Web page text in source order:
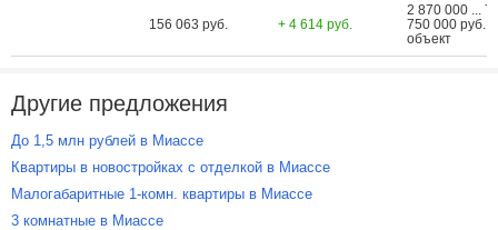
156 063 руб. + 4 614 руб.
2 870 000 ... 7
750 000 руб.
объект
Другие предложения
До 1,5 млн рублей в Миассе
Квартиры в новостройках с отделкой в Миассе
Малогабаритные 1-комн. квартиры в Миассе
3 комнатные в Миассе